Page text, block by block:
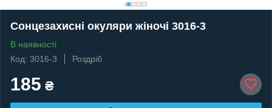
Сонцезахисні окуляри жіночі 3016-3
В наявності
Код: 3016-3
Роздріб
185 ₴